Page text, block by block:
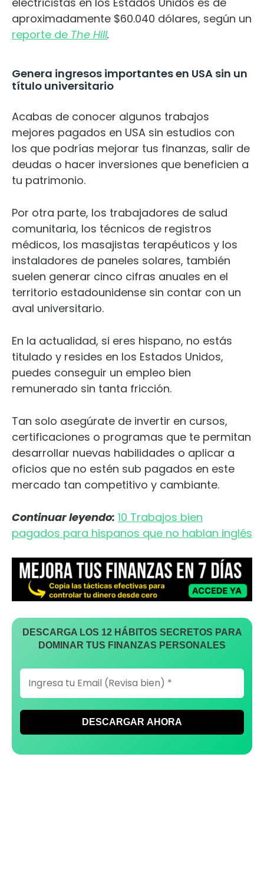
aproximadamente $60.040 dólares, según un
reporte de The Hill.
Genera ingresos importantes en USA sin un
título universitario
Acabas de conocer algunos trabajos
mejores pagados en USA sin estudios con
los que podrías mejorar tus finanzas, salir de
deudas o hacer inversiones que beneficien a
tu patrimonio.
Por otra parte, los trabajadores de salud
comunitaria, los técnicos de registros
médicos, los masajistas terapéuticos y los
instaladores de paneles solares, también
suelen generar cinco cifras anuales en el
territorio estadounidense sin contar con un
aval universitario.
En la actualidad, si eres hispano, no estás
titulado y resides en los Estados Unidos,
puedes conseguir un empleo bien
remunerado sin tanta fricción.
Tan solo asegúrate de invertir en cursos,
certificaciones o programas que te permitan
desarrollar nuevas habilidades o aplicar a
oficios que no estén sub pagados en este
mercado tan competitivo y cambiante.
Continuar leyendo: 10 Trabajos bien
pagados para hispanos que no hablan inglés
DESCARGA LOS 12 HÁBITOS SECRETOS PARA
DOMINAR TUS FINANZAS PERSONALES